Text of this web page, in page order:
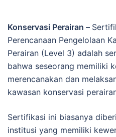
Konservasi Perairan –
Perencanaan Pengelolaan
Perairan (Level 3) adalah
bahwa seseorang memiliki
merencanakan dan
kawasan konservasi
Sertifikasi ini biasanya
institusi yang memiliki